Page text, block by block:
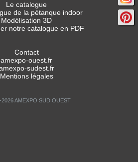
Le catalogue
de la pétanque indoor
Modélisation 3D
notre catalogue en PDF
Contact
amexpo-ouest.fr
sudest.fr
Mentions légales
AMEXPO SUD OUEST